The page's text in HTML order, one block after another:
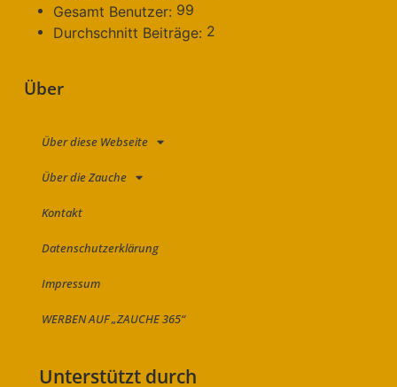
Gesamt Benutzer: 99
Durchschnitt Beiträge: 2
Über
Über diese Webseite
Über die Zauche
Kontakt
Datenschutzerklärung
Impressum
WERBEN AUF „ZAUCHE 365“
Unterstützt durch